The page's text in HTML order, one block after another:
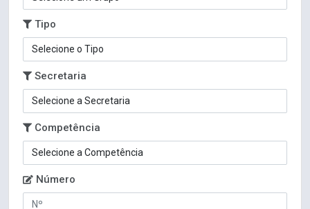
Tipo
Secretaria
Competência
Número